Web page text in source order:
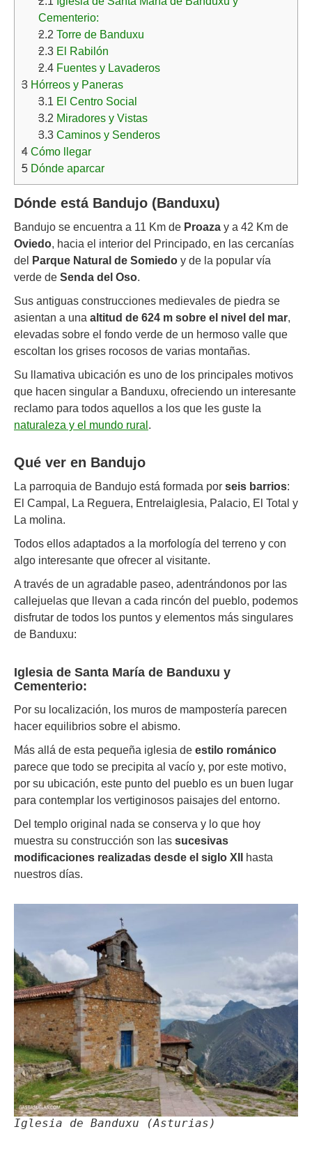
Cementerio:
2.2 Torre de Banduxu
2.3 El Rabilón
2.4 Fuentes y Lavaderos
3 Hórreos y Paneras
3.1 El Centro Social
3.2 Miradores y Vistas
3.3 Caminos y Senderos
4 Cómo llegar
5 Dónde aparcar
Dónde está Bandujo (Banduxu)
Bandujo se encuentra a 11 Km de Proaza y a 42 Km de
Oviedo, hacia el interior del Principado, en las cercanías
del
Parque Natural de Somiedo y de la popular vía
verde de Senda del Oso.
Sus antiguas construcciones medievales de piedra se
asientan a una altitud de 624 m sobre el nivel del mar,
elevadas sobre el fondo verde de un hermoso valle que
escoltan los grises rocosos de varias montañas.
Su llamativa ubicación es uno de los principales motivos
que hacen singular a Banduxu, ofreciendo un interesante
reclamo para todos aquellos a los que les guste la
naturaleza y el mundo rural .
Qué ver en Bandujo
La parroquia de Bandujo está formada por seis barrios:
El Campal, La Reguera, Entrelaiglesia, Palacio, El Total y
La molina.
Todos ellos adaptados a la morfología del terreno y con
algo interesante que ofrecer al visitante.
A través de un agradable paseo, adentrándonos por las
callejuelas que llevan a cada rincón del pueblo, podemos
disfrutar de todos los puntos y elementos más singulares
de Banduxu:
Iglesia de Santa María de Banduxu y
Cementerio:
Por su localización, los muros de mampostería parecen
hacer equilibrios sobre el abismo.
Más allá de esta pequeña iglesia de estilo románico
parece que todo se precipita al vacío y, por este motivo,
por su ubicación, este punto del pueblo es un buen lugar
para contemplar los vertiginosos paisajes del entorno.
Del templo original nada se conserva y lo que hoy
muestra su construcción son las sucesivas
modificaciones realizadas desde el siglo XII
hasta
nuestros días.
Iglesia de Banduxu (Asturias)